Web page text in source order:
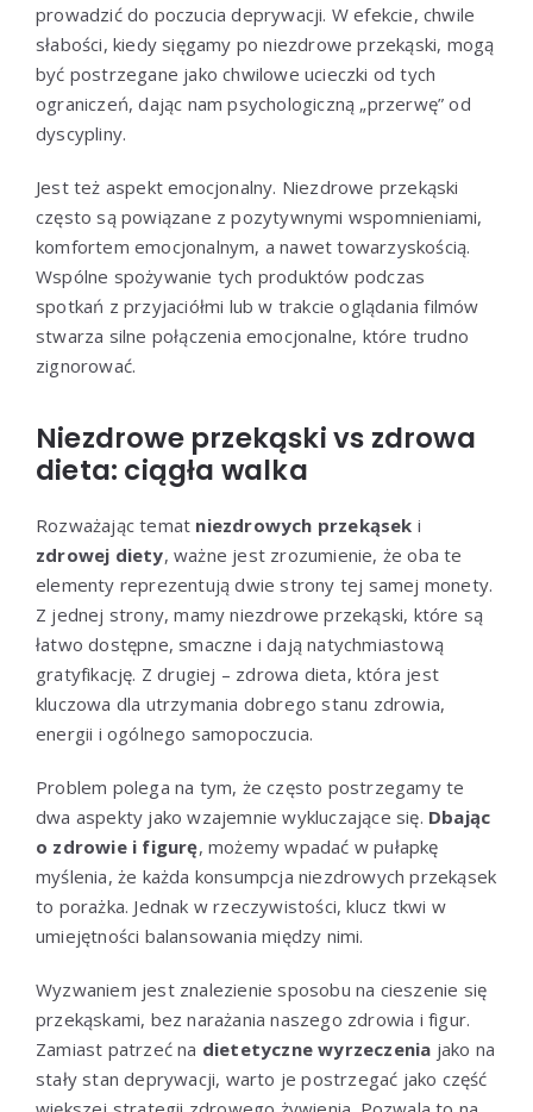
prowadzić do poczucia deprywacji. W efekcie, chwile
słabości, kiedy sięgamy po niezdrowe przekąski, mogą
być postrzegane jako chwilowe ucieczki od tych
ograniczeń, dając nam psychologiczną „przerwę” od
dyscypliny.
Jest też aspekt emocjonalny. Niezdrowe przekąski
często są powiązane z pozytywnymi wspomnieniami,
komfortem emocjonalnym, a nawet towarzyskością.
Wspólne spożywanie tych produktów podczas
spotkań z przyjaciółmi lub w trakcie oglądania filmów
stwarza silne połączenia emocjonalne, które trudno
zignorować.
Niezdrowe przekąski vs zdrowa
dieta: ciągła walka
Rozważając temat niezdrowych przekąsek i
zdrowej diety, ważne jest zrozumienie, że oba te
elementy reprezentują dwie strony tej samej monety.
Z jednej strony, mamy niezdrowe przekąski, które są
łatwo dostępne, smaczne i dają natychmiastową
gratyfikację. Z drugiej – zdrowa dieta, która jest
kluczowa dla utrzymania dobrego stanu zdrowia,
energii i ogólnego samopoczucia.
Problem polega na tym, że często postrzegamy te
dwa aspekty jako wzajemnie wykluczające się. Dbając
o zdrowie i figurę, możemy wpadać w pułapkę
myślenia, że każda konsumpcja niezdrowych przekąsek
to porażka. Jednak w rzeczywistości, klucz tkwi w
umiejętności balansowania między nimi.
Wyzwaniem jest znalezienie sposobu na cieszenie się
przekąskami, bez narażania naszego zdrowia i figur.
Zamiast patrzeć na dietetyczne wyrzeczenia jako na
stały stan deprywacji, warto je postrzegać jako część